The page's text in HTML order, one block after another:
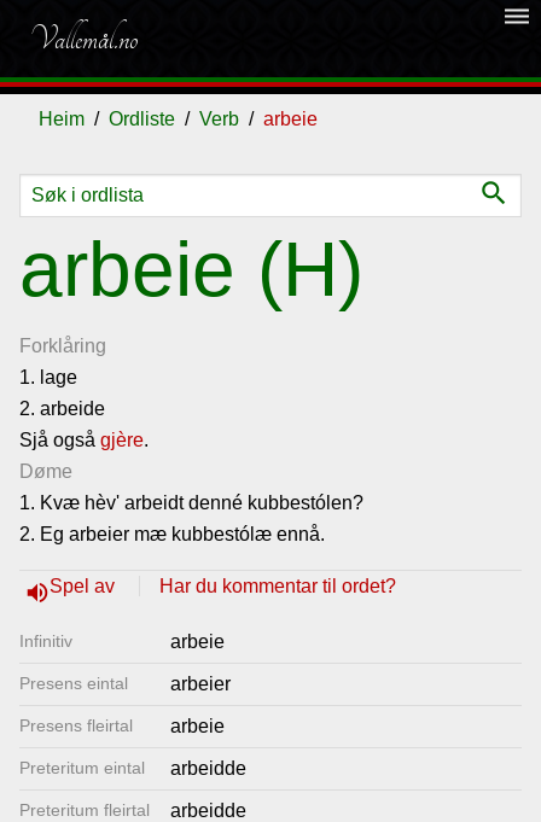
Vallemål.no
dehaze
Heim Ordliste Verb arbeie
search
arbeie (H)
Forklåring
1. lage
2. arbeide
Sjå også gjère.
Døme
1. Kvæ hèv' arbeidt denné kubbestólen?
2. Eg arbeier mæ kubbestólæ ennå.
volume_upSpel av Har du kommentar til ordet?
Infinitiv arbeie
Presens eintal arbeier
Presens fleirtal arbeie
Preteritum eintal arbeidde
Preteritum fleirtal arbeidde
Ordliste
Om
vallemålet
Gjestebok
Nyhende
Lenkjer
Kontakt
oss